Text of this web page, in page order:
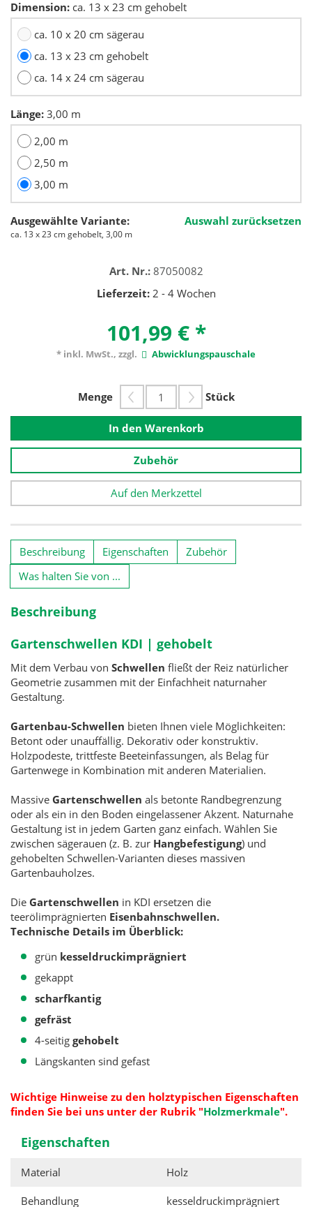
Dimension: ca. 13 x 23 cm gehobelt
ca. 10 x 20 cm sägerau
ca. 13 x 23 cm gehobelt
ca. 14 x 24 cm sägerau
Länge: 3,00 m
2,00 m
2,50 m
3,00 m
Ausgewählte Variante: Auswahl zurücksetzen
ca. 13 x 23 cm gehobelt, 3,00 m
Art. Nr.:87050082
Lieferzeit:2 - 4 Wochen
101,99 € *
* inkl. MwSt., zzgl. Abwicklungspauschale
Menge Stück
In den Warenkorb
Zubehör
Auf den Merkzettel
Beschreibung Eigenschaften
Zubehör
Was halten Sie von ...
Beschreibung
Gartenschwellen KDI | gehobelt
Mit dem Verbau von Schwellen fließt der Reiz natürlicher
Geometrie zusammen mit der Einfachheit naturnaher
Gestaltung.
Gartenbau-Schwellen bieten Ihnen viele Möglichkeiten:
Betont oder unauffällig. Dekorativ oder konstruktiv.
Holzpodeste, trittfeste Beeteinfassungen, als Belag für
Gartenwege in Kombination mit anderen Materialien.
Massive Gartenschwellen als betonte Randbegrenzung
oder als ein in den Boden eingelassener Akzent. Naturnahe
Gestaltung ist in jedem Garten ganz einfach. Wählen Sie
zwischen sägerauen (z. B. zur Hangbefestigung) und
gehobelten Schwellen-Varianten dieses massiven
Gartenbauholzes.
Die Gartenschwellen in KDI ersetzen die
teerölimprägnierten Eisenbahnschwellen.
Technische Details im Überblick:
grün kesseldruckimprägniert
gekappt
scharfkantig
gefräst
4-seitig gehobelt
Längskanten sind gefast
Wichtige Hinweise zu den holztypischen Eigenschaften
finden Sie bei uns unter der Rubrik "Holzmerkmale".
Eigenschaften
Material Holz
Behandlung
kesseldruckimprägniert